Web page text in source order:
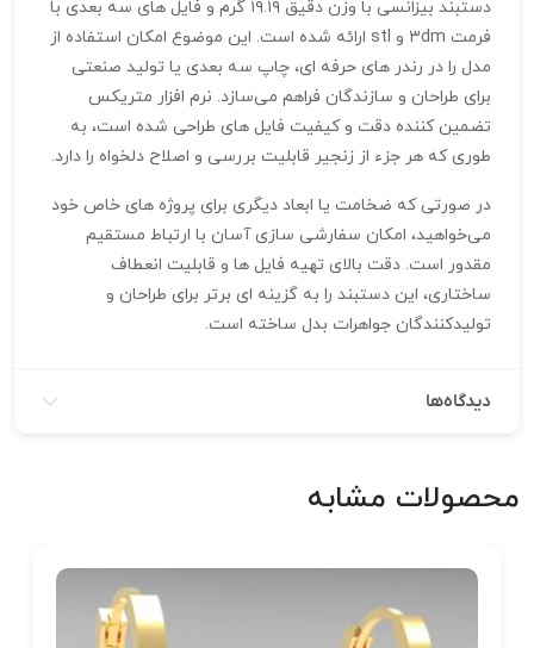
دستبند بیزانسی با وزن دقیق ۱۹.۱۹ گرم و فایل‌ های سه‌ بعدی با
فرمت ۳dm و stl ارائه شده است. این موضوع امکان استفاده از
مدل را در رندر های حرفه‌ ای، چاپ سه‌ بعدی یا تولید صنعتی
برای طراحان و سازندگان فراهم می‌سازد. نرم‌ افزار متریکس
تضمین‌ کننده دقت و کیفیت فایل‌ های طراحی شده است، به
طوری که هر جزء از زنجیر قابلیت بررسی و اصلاح دلخواه را دارد.
در صورتی که ضخامت یا ابعاد دیگری برای پروژه‌ های خاص خود
می‌خواهید، امکان سفارشی‌ سازی آسان با ارتباط مستقیم
مقدور است. دقت بالای تهیه فایل‌ ها و قابلیت انعطاف
ساختاری، این دستبند را به گزینه‌ ای برتر برای طراحان و
تولیدکنندگان جواهرات بدل ساخته است.
دیدگاه‌ها
محصولات مشابه